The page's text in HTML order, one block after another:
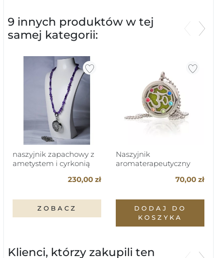
9 innych produktów w tej
samej kategorii:
naszyjnik zapachowy z
ametystem i cyrkonią
230,00 zł
ZOBACZ
Naszyjnik
aromaterapeutyczny
70,00 zł
DODAJ DO
KOSZYKA
Klienci, którzy zakupili ten